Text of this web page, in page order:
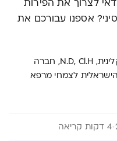
לצרוך את הפירות
אספנו עבורכם את
נטורופתית והרבליסטית קלינית, N.D, Cl.H, חברה
לצמחי מרפא
4 דקות קריאה